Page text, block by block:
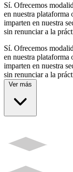
Sí. Ofrecemos
en nuestra plataforma
imparten en nuestra
sin renunciar a la
Sí. Ofrecemos
en nuestra plataforma
imparten en nuestra
sin renunciar a la